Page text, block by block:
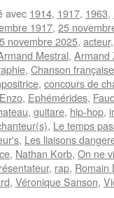
avec 1914, 1917, 1963,
1917, 25
novembre 2025, acteur
Mestral, Armand
, Chanson française
, concours de
, Ephémérides,
, guitare, hip-hop,
, Le temps
, Les liaisons
, Nathan Korb, On ne
, rap, Romain
, Véronique Sanson,